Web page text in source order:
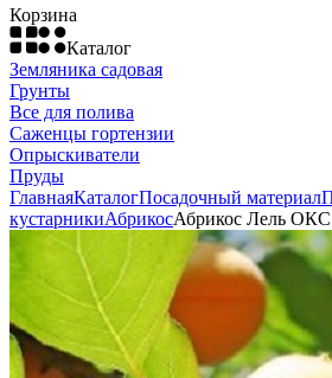
Корзина
Каталог
Земляника садовая
Грунты
Все для полива
Саженцы гортензии
Опрыскиватели
Пруды
ГлавнаяКаталогПосадочный материал
кустарникиАбрикосАбрикос Лель ОКС